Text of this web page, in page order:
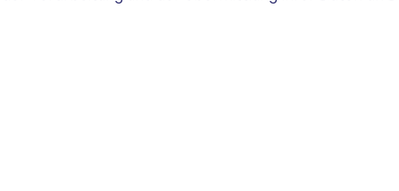
an und verknüpfen Ihre Adresse mit externen
beispielsweise neben der Hauptseite einen eigenen
wie „events.ihr-stadtname.city".
Navigation. Mit dem STRATO Webhosting
Branchenverzeichnis und
Domain zur digitalen Visitenkarte Ihrer Stadt.